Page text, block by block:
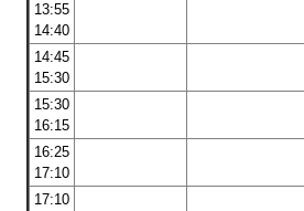
13:55
14:40
14:45
15:30
15:30
16:15
16:25
17:10
17:10